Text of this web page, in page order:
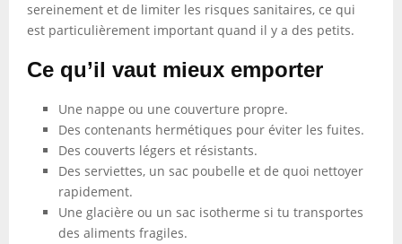
sereinement et de limiter les risques sanitaires, ce qui
est particulièrement important quand il y a des petits.
Ce qu’il vaut mieux emporter
Une nappe ou une couverture propre.
Des contenants hermétiques pour éviter les fuites.
Des couverts légers et résistants.
Des serviettes, un sac poubelle et de quoi nettoyer
rapidement.
Une glacière ou un sac isotherme si tu transportes
des aliments fragiles.